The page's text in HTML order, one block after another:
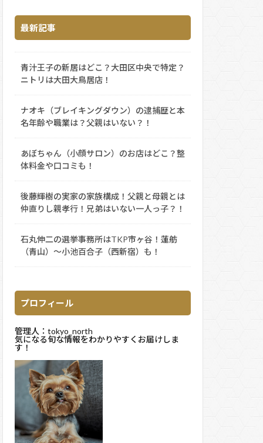
最新記事
青汁王子の新居はどこ？大田区中央で特定？
ニトリは大田大鳥居店！
ナオキ（ブレイキングダウン）の逮捕歴と本
名年齢や職業は？父親はいない？！
あぼちゃん（小顔サロン）のお店はどこ？整
体料金や口コミも！
後藤輝樹の実家の家族構成！父親と母親とは
仲直りし親孝行！兄弟はいない一人っ子？！
石丸伸二の選挙事務所はTKP市ヶ谷！蓮舫
（青山）～小池百合子（西新宿）も！
プロフィール
管理人：tokyo_north
気になる旬な情報をわかりやすくお届けしま
す！